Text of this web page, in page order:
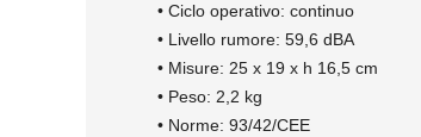
• Ciclo operativo: continuo
• Livello rumore: 59,6 dBA
• Misure: 25 x 19 x h 16,5 cm
• Peso: 2,2 kg
• Norme: 93/42/CEE